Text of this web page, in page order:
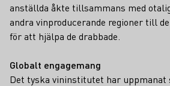
anställda åkte tillsammans med
andra vinproducerande regioner till
för att hjälpa de drabbade.
Globalt engagemang
Det tyska vininstitutet har uppmanat